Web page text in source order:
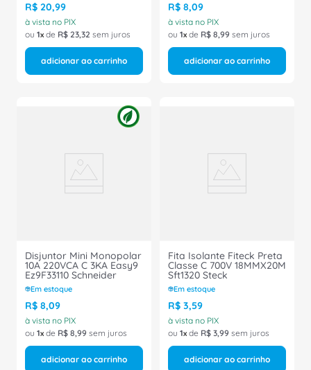
R$ 20,99
à vista no PIX
ou 1 de R$ 23,32 sem juros
adicionar ao carrinho
R$ 8,09
à vista no PIX
ou 1 de R$ 8,99 sem juros
adicionar ao carrinho
Disjuntor Mini Monopolar
10A 220VCA C 3KA Easy9
Ez9F33110 Schneider
Em estoque
R$ 8,09
à vista no PIX
ou 1 de R$ 8,99 sem juros
adicionar ao carrinho
Fita Isolante Fiteck Preta
Classe C 700V 18MMX20M
Sft1320 Steck
Em estoque
R$ 3,59
à vista no PIX
ou 1 de R$ 3,99 sem juros
adicionar ao carrinho